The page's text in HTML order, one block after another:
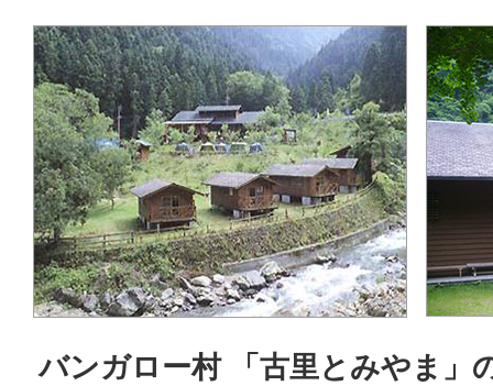
バンガロー村 「古里とみやま」